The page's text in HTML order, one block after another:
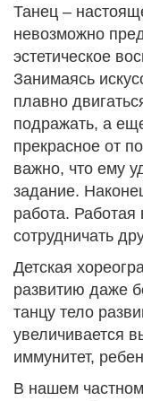
Танец –
невозможно
эстетическое
Занимаясь
плавно
подражать, а
прекрасное от
важно, что ему
задание.
работа. Работая
сотрудничать
Детская
развитию даже
танцу тело
увеличивается
иммунитет,
В нашем